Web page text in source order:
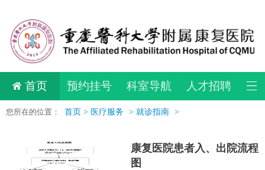
首页 预约挂号 科室导航 人才招聘
您所在的位置： 首页 > 医疗服务 > 就诊指南 >
康复医院患者入、出院流程
图